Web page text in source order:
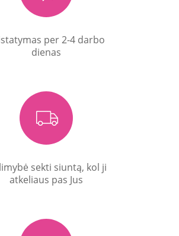
per 2-4 darbo
dienas
sekti siuntą, kol ji
atkeliaus pas Jus